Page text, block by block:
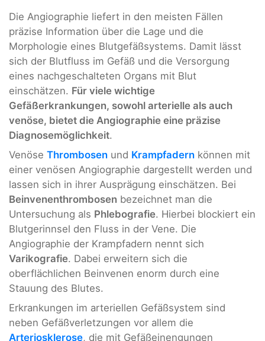
Die Angiographie liefert in den meisten Fällen
präzise Information über die Lage und die
Morphologie eines Blutgefäßsystems. Damit lässt
sich der Blutfluss im Gefäß und die Versorgung
eines nachgeschalteten Organs mit Blut
einschätzen. Für viele wichtige
Gefäßerkrankungen, sowohl arterielle als auch
venöse, bietet die Angiographie eine präzise
Diagnosemöglichkeit.
Venöse Thrombosen und Krampfadern können mit
einer venösen Angiographie dargestellt werden und
lassen sich in ihrer Ausprägung einschätzen. Bei
Beinvenenthrombosen bezeichnet man die
Untersuchung als Phlebografie. Hierbei blockiert ein
Blutgerinnsel den Fluss in der Vene. Die
Angiographie der Krampfadern nennt sich
Varikografie. Dabei erweitern sich die
oberflächlichen Beinvenen enorm durch eine
Stauung des Blutes.
Erkrankungen im arteriellen Gefäßsystem sind
neben Gefäßverletzungen vor allem die
Arteriosklerose, die mit Gefäßeinengungen